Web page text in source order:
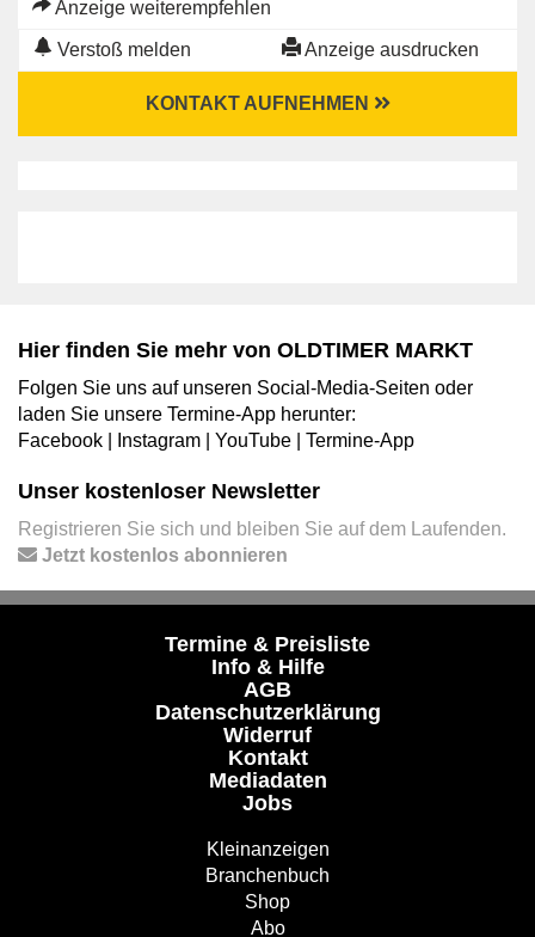
Anzeige weiterempfehlen
Verstoß melden Anzeige ausdrucken
KONTAKT AUFNEHMEN
Hier finden Sie mehr von OLDTIMER MARKT
Folgen Sie uns auf unseren Social-Media-Seiten oder
laden Sie unsere Termine-App herunter:
Facebook
Instagram YouTube Termine-App
Unser kostenloser Newsletter
Registrieren Sie sich und bleiben Sie auf dem Laufenden.
Jetzt kostenlos abonnieren
Termine & Preisliste
Info & Hilfe
AGB
Datenschutzerklärung
Widerruf
Kontakt
Mediadaten
Jobs
Kleinanzeigen
Branchenbuch
Shop
Abo